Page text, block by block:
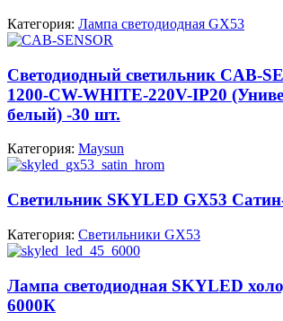
Категория: Лампа светодиодная GX53
Cветодиодный светильник CAB-
1200-CW-WHITE-220V-IP20
белый) -30 шт.
Категория: Maysun
Светильник SKYLED GX53
Категория: Светильники GX53
Лампа светодиодная SKYLED
6000К